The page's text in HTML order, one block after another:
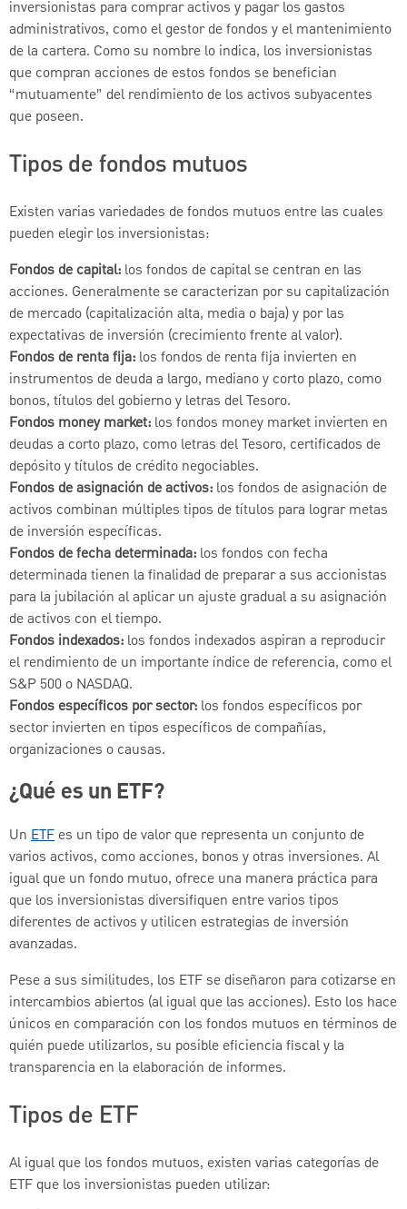
inversionistas para comprar activos y pagar los gastos
administrativos, como el gestor de fondos y el mantenimiento
de la cartera. Como su nombre lo indica, los inversionistas
que compran acciones de estos fondos se benefician
“mutuamente” del rendimiento de los activos subyacentes
que poseen.
Tipos de fondos mutuos
Existen varias variedades de fondos mutuos entre las cuales
pueden elegir los inversionistas:
Fondos de capital: los fondos de capital se centran en las
acciones. Generalmente se caracterizan por su capitalización
de mercado (capitalización alta, media o baja) y por las
expectativas de inversión (crecimiento frente al valor).
Fondos de renta fija: los fondos de renta fija invierten en
instrumentos de deuda a largo, mediano y corto plazo, como
bonos, títulos del gobierno y letras del Tesoro.
Fondos money market: los fondos money market invierten en
deudas a corto plazo, como letras del Tesoro, certificados de
depósito y títulos de crédito negociables.
Fondos de asignación de activos: los fondos de asignación de
activos combinan múltiples tipos de títulos para lograr metas
de inversión específicas.
Fondos de fecha determinada: los fondos con fecha
determinada tienen la finalidad de preparar a sus accionistas
para la jubilación al aplicar un ajuste gradual a su asignación
de activos con el tiempo.
Fondos indexados: los fondos indexados aspiran a reproducir
el rendimiento de un importante índice de referencia, como el
S&P 500 o NASDAQ.
Fondos específicos por sector: los fondos específicos por
sector invierten en tipos específicos de compañías,
organizaciones o causas.
¿Qué es un ETF?
Un ETFes un tipo de valor que representa un conjunto de
varios activos, como acciones, bonos y otras inversiones. Al
igual que un fondo mutuo, ofrece una manera práctica para
que los inversionistas diversifiquen entre varios tipos
diferentes de activos y utilicen estrategias de inversión
avanzadas.
Pese a sus similitudes, los ETF se diseñaron para cotizarse en
intercambios abiertos (al igual que las acciones). Esto los hace
únicos en comparación con los fondos mutuos en términos de
quién puede utilizarlos, su posible eficiencia fiscal y la
transparencia en la elaboración de informes.
Tipos de ETF
Al igual que los fondos mutuos, existen varias categorías de
ETF que los inversionistas pueden utilizar: